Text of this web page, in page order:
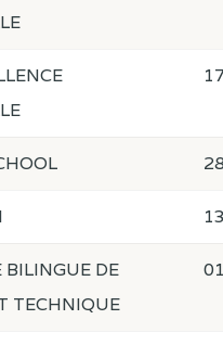
BILINGUE DE
TECHNIQUE